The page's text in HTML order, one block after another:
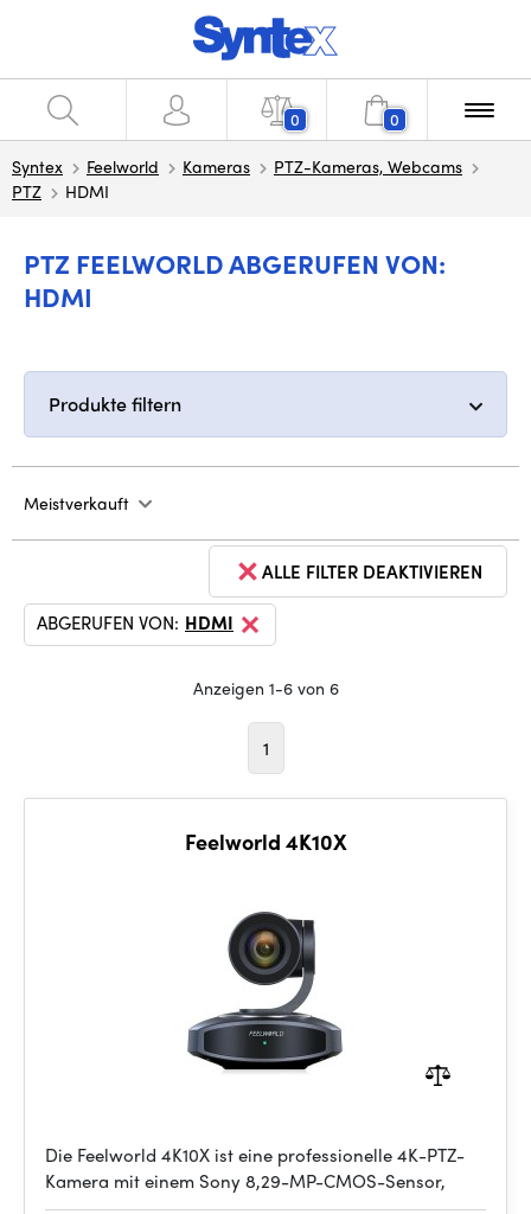
0 0
Syntex Feelworld Kameras
PTZ-Kameras, Webcams
PTZ
HDMI
PTZ FEELWORLD ABGERUFEN VON:
HDMI
Produkte filtern
Meistverkauft
ALLE FILTER DEAKTIVIEREN
ABGERUFEN VON: HDMI
Anzeigen 1-6 von 6
1
Feelworld 4K10X
Die Feelworld 4K10X ist eine professionelle 4K-PTZ-
Kamera mit einem Sony 8,29-MP-CMOS-Sensor,